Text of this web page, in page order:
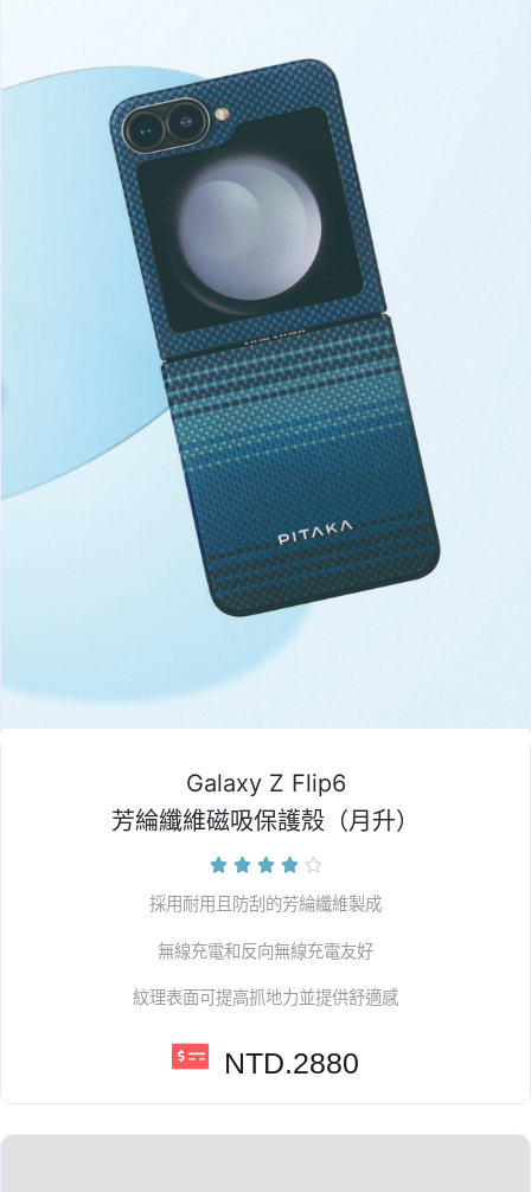
Galaxy Z Flip6
芳綸纖維磁吸保護殼（月升）
    
採用耐用且防刮的芳綸纖維製成
無線充電和反向無線充電友好
紋理表面可提高抓地力並提供舒適感
NTD.2880